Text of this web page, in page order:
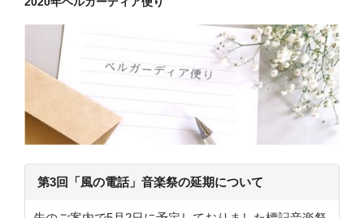
第3回「風の電話」音楽祭の延期について